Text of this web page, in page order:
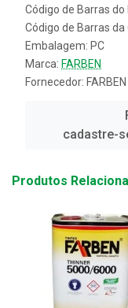
Código de Barras
Código de Barras
Embalagem: PC
Marca: FARBEN
Fornecedor:
cadastre-
Produtos